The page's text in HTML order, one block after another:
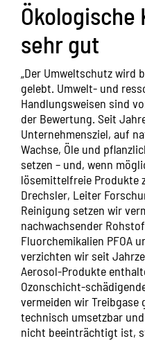
Ökologische
sehr gut
„Der Umweltschutz wird
gelebt. Umwelt- und
Handlungsweisen sind
der Bewertung. Seit
Unternehmensziel, auf
Wachse, Öle und
setzen – und, wenn
lösemittelfreie Produkte
Drechsler, Leiter
Reinigung setzen wir
nachwachsender
Fluorchemikalien PFOA
verzichten wir seit
Aerosol-Produkte
Ozonschicht-
vermeiden wir Treibgase
technisch umsetzbar
nicht beeinträchtigt ist,